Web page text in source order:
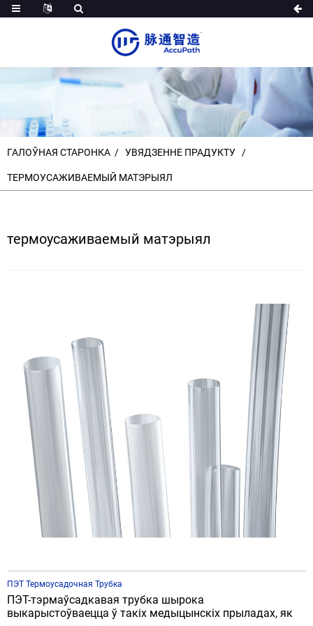
ГАЛОЎНАЯ СТАРОНКА УВЯДЗЕННЕ ПРАДУКТУ
ТЕРМОУСАЖИВАЕМЫЙ МАТЭРЫЯЛ
термоусаживаемый матэрыял
ПЭТ Термоусадочная Трубка
ПЭТ-тэрмаўсадкавая трубка шырока
выкарыстоўваецца ў такіх медыцынскіх прыладах, як